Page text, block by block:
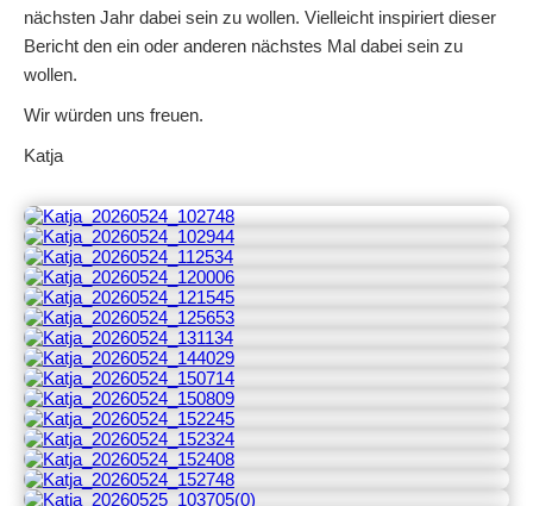
nächsten Jahr dabei sein zu wollen. Vielleicht inspiriert dieser
Bericht den ein oder anderen nächstes Mal dabei sein zu
wollen.
Wir würden uns freuen.
Katja